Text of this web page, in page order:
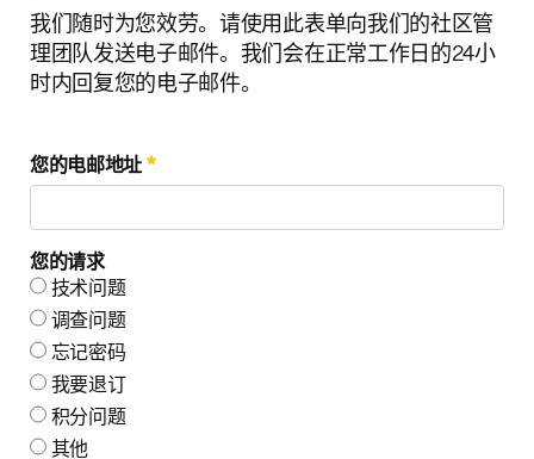
我们随时为您效劳。请使用此表单向我们的社区管
理团队发送电子邮件。我们会在正常工作日的24小
时内回复您的电子邮件。
Contact Us Portlet
您的电邮地址
您的请求
技术问题
调查问题
忘记密码
我要退订
积分问题
其他